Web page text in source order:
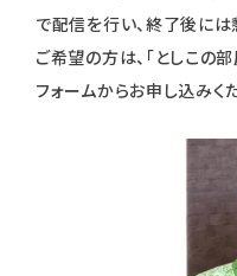
で配信を行い、終了後に
ご希望の方は、「としこの
フォームからお申し込みく